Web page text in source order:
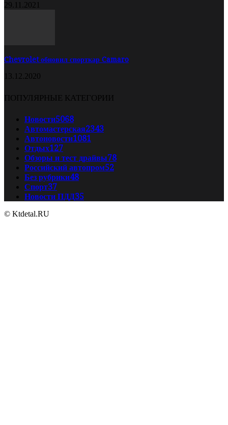
29.11.2021
Chevrolet обновил спорткар Camaro
13.12.2020
ПОПУЛЯРНЫЕ КАТЕГОРИИ
Новости5068
Автомастерская2343
Автоновости1081
Отдых127
Обзоры и тест драйвы78
Российский автопром52
Без рубрики48
Спорт37
Новости ПДД35
© Ktdetal.RU